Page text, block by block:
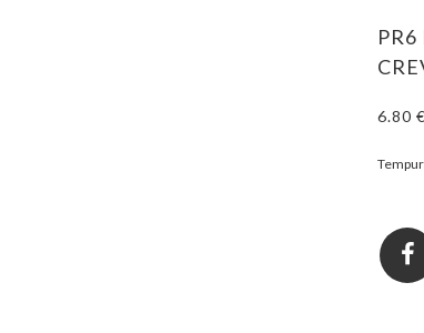
6.80 €